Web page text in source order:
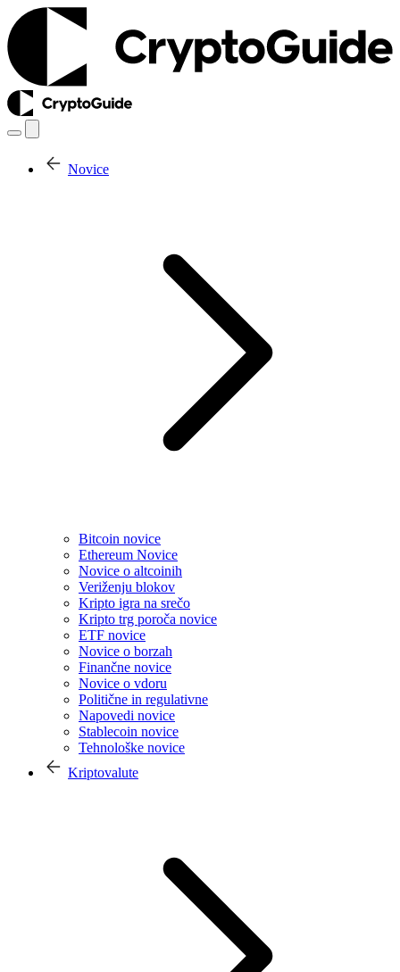
Novice
Bitcoin novice
Ethereum Novice
Novice o altcoinih
Veriženju blokov
Kripto igra na srečo
Kripto trg poroča novice
ETF novice
Novice o borzah
Finančne novice
Novice o vdoru
Politične in regulativne
Napovedi novice
Stablecoin novice
Tehnološke novice
Kriptovalute